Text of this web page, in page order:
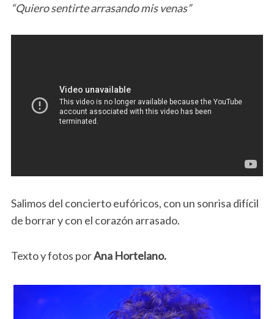
“Quiero sentirte arrasando mis venas”
Salimos del concierto eufóricos, con un sonrisa difícil
de borrar y con el corazón arrasado.
Texto y fotos porAna Hortelano.